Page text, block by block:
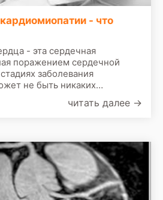
- что
- эта сердечная
поражением сердечной
заболевания
не быть никаких
следующими:читать далее →